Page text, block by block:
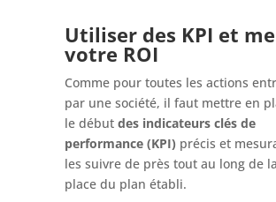
Utiliser des KPI et
votre ROI
Comme pour toutes les actions
par une société, il faut mettre en
le début des indicateurs clés de
performance (KPI) précis et
les suivre de près tout au long de
place du plan établi.